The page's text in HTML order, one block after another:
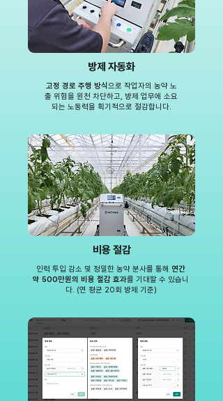
방제 자동화
고정 경로 주행 방식으로 작업자의 농약 노
출 위험을 원천 차단하고, 방제 업무에 소요
되는 노동력을 획기적으로 절감합니다.
비용 절감
인력 투입 감소 및 정밀한 농약 분사를 통해 연간
약 500만원의 비용 절감 효과를 기대할 수 있습니
다. (연 평균 20회 방제 기준)